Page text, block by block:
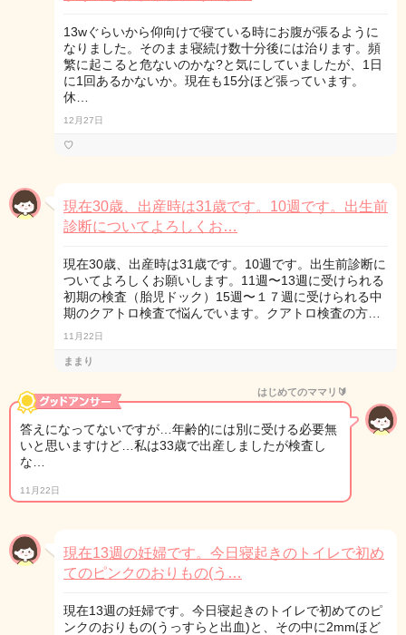
13wぐらいから仰向けで寝ている時にお腹が張るように
なりました。そのまま寝続け数十分後には治ります。頻
繁に起こると危ないのかな?と気にしていましたが、1日
に1回あるかないか。現在も15分ほど張っています。
休…
12月27日
♡
現在30歳、出産時は31歳です。10週です。出生前
診断についてよろしくお…
現在30歳、出産時は31歳です。10週です。出生前診断に
ついてよろしくお願いします。11週〜13週に受けられる
初期の検査（胎児ドック）15週〜１７週に受けられる中
期のクアトロ検査で悩んでいます。クアトロ検査の方…
11月22日
ままり
はじめてのママリ🔰
答えになってないですが…年齢的には別に受ける必要無
いと思いますけど…私は33歳で出産しましたが検査し
な…
11月22日
現在13週の妊婦です。今日寝起きのトイレで初め
てのピンクのおりもの(う…
現在13週の妊婦です。今日寝起きのトイレで初めてのピ
ンクのおりもの(うっすらと出血)と、その中に2mmほど